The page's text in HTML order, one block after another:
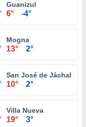
Guanizul
6° -4°
Mogna
13° 2°
San José de Jáchal
10° 2°
Villa Nueva
19° 3°